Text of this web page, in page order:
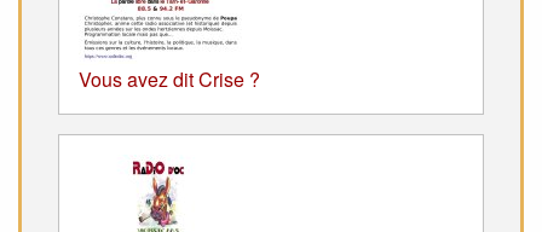
Vous avez dit Crise ?